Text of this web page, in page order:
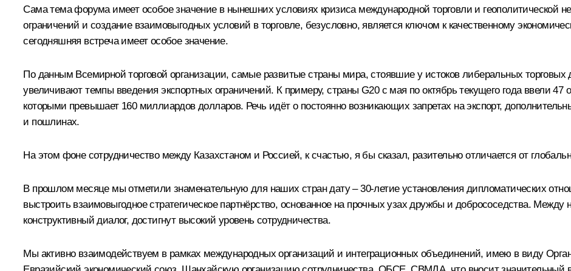
Сама тема форума имеет особое значение в нынешних условиях кризиса международной торговли и геополитической
ограничений и создание взаимовыгодных условий в торговле, безусловно, является ключом к качественному
сегодняшняя встреча имеет особое значение.
По данным Всемирной торговой организации, самые развитые страны мира, стоявшие у истоков либеральных торговых
увеличивают темпы введения экспортных ограничений. К примеру, страны G20 с мая по октябрь текущего года ввели
которыми превышает 160 миллиардов долларов. Речь идёт о постоянно возникающих запретах на экспорт,
и пошлинах.
На этом фоне сотрудничество между Казахстаном и Россией, к счастью, я бы сказал, разительно отличается от
В прошлом месяце мы отметили знаменательную для наших стран дату – 30-летие установления дипломатических
выстроить взаимовыгодное стратегическое партнёрство, основанное на прочных узах дружбы и добрососедства.
конструктивный диалог, достигнут высокий уровень сотрудничества.
Мы активно взаимодействуем в рамках международных организаций и интеграционных объединений, имею в виду